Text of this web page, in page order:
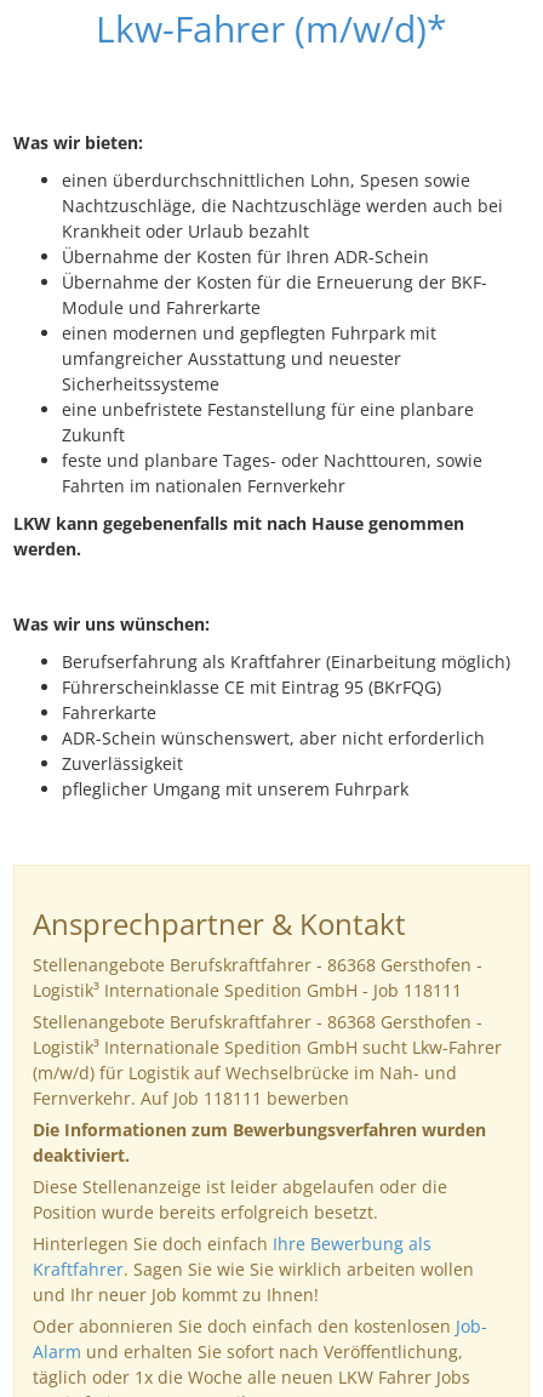
Lkw-Fahrer (m/w/d)*
Was wir bieten:
einen überdurchschnittlichen Lohn, Spesen sowie
Nachtzuschläge, die Nachtzuschläge werden auch bei
Krankheit oder Urlaub bezahlt
Übernahme der Kosten für Ihren ADR-Schein
Übernahme der Kosten für die Erneuerung der BKF-
Module und Fahrerkarte
einen modernen und gepflegten Fuhrpark mit
umfangreicher Ausstattung und neuester
Sicherheitssysteme
eine unbefristete Festanstellung für eine planbare
Zukunft
feste und planbare Tages- oder Nachttouren, sowie
Fahrten im nationalen Fernverkehr
LKW kann gegebenenfalls mit nach Hause genommen
werden.
Was wir uns wünschen:
Berufserfahrung als Kraftfahrer (Einarbeitung möglich)
Führerscheinklasse CE mit Eintrag 95 (BKrFQG)
Fahrerkarte
ADR-Schein wünschenswert, aber nicht erforderlich
Zuverlässigkeit
pfleglicher Umgang mit unserem Fuhrpark
Ansprechpartner & Kontakt
Stellenangebote Berufskraftfahrer - 86368 Gersthofen -
Logistik³ Internationale Spedition GmbH - Job 118111
Stellenangebote Berufskraftfahrer - 86368 Gersthofen -
Logistik³ Internationale Spedition GmbH sucht Lkw-Fahrer
(m/w/d) für Logistik auf Wechselbrücke im Nah- und
Fernverkehr. Auf Job 118111 bewerben
Die Informationen zum Bewerbungsverfahren wurden
deaktiviert.
Diese Stellenanzeige ist leider abgelaufen oder die
Position wurde bereits erfolgreich besetzt.
Hinterlegen Sie doch einfach Ihre Bewerbung als
Kraftfahrer. Sagen Sie wie Sie wirklich arbeiten wollen
und Ihr neuer Job kommt zu Ihnen!
Oder abonnieren Sie doch einfach den kostenlosen Job-
Alarm und erhalten Sie sofort nach Veröffentlichung,
täglich oder 1x die Woche alle neuen LKW Fahrer Jobs